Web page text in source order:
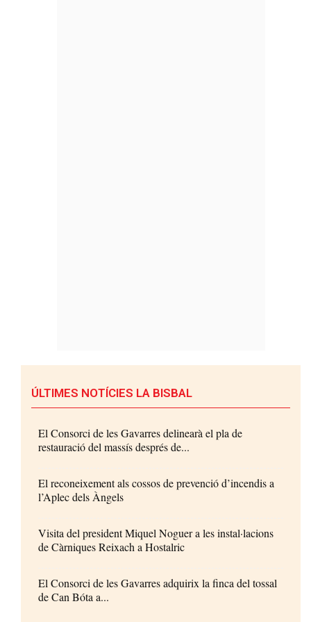
ÚLTIMES NOTÍCIES LA BISBAL
El Consorci de les Gavarres delinearà el pla de
restauració del massís després de...
El reconeixement als cossos de prevenció d’incendis a
l’Aplec dels Àngels
Visita del president Miquel Noguer a les instal·lacions
de Càrniques Reixach a Hostalric
El Consorci de les Gavarres adquirix la finca del tossal
de Can Bóta a...